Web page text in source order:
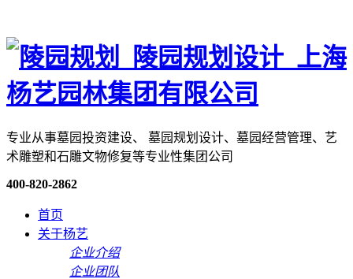
专业从事墓园投资建设、 墓园规划设计、墓园经营管理、艺
术雕塑和石雕文物修复等专业性集团公司
400-820-2862
首页
关于杨艺
企业介绍
企业团队